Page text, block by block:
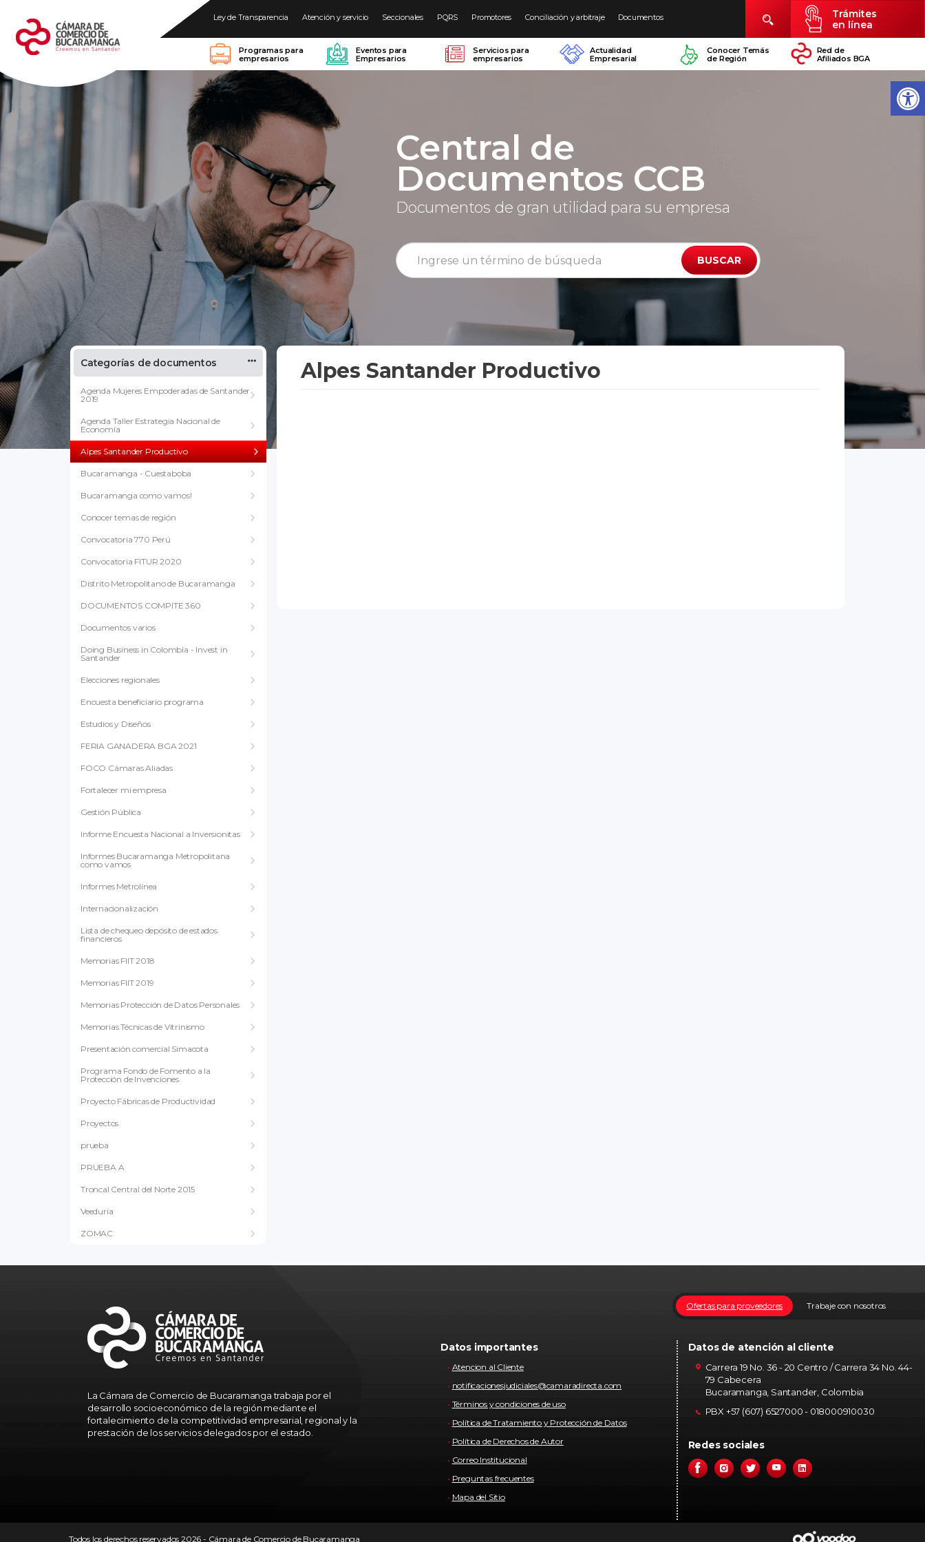
Ley de Transparencia Atención y servicio Seccionales PQRS Promotores Conciliación y arbitraje Documentos
Trámites
en línea
Programas para
empresarios
Eventos para
Empresarios
Servicios para
empresarios
Actualidad
Empresarial
Conocer Temás
de Región
Red de
Afiliados BGA
Central de
Documentos CCB
Documentos de gran utilidad para su empresa
BUSCAR
Categorías de documentos
Agenda Mujeres Empoderadas de Santander
2019
Agenda Taller Estrategia Nacional de
Economía
Alpes Santander Productivo
Bucaramanga - Cuestaboba
Bucaramanga como vamos!
Conocer temas de región
Convocatoria 770 Perú
Convocatoria FITUR 2020
Distrito Metropolitano de Bucaramanga
DOCUMENTOS COMPITE 360
Documentos varios
Doing Business in Colombia - Invest in
Santander
Elecciones regionales
Encuesta beneficiario programa
Estudios y Diseños
FERIA GANADERA BGA 2021
FOCO Cámaras Aliadas
Fortalecer mi empresa
Gestión Pública
Informe Encuesta Nacional a Inversionitas
Informes Bucaramanga Metropolitana
como vamos
Informes Metrolínea
Internacionalización
Lista de chequeo depósito de estados
financieros
Memorias FIIT 2018
Memorias FIIT 2019
Memorias Protección de Datos Personales
Memorias Técnicas de Vitrinismo
Presentación comercial Simacota
Programa Fondo de Fomento a la
Protección de Invenciones
Proyecto Fábricas de Productividad
Proyectos
prueba
PRUEBA A
Troncal Central del Norte 2015
Veeduría
ZOMAC
Alpes Santander Productivo
La Cámara de Comercio de Bucaramanga trabaja por el
desarrollo socioeconómico de la región mediante el
fortalecimiento de la competitividad empresarial, regional y la
prestación de los servicios delegados por el estado.
Trabaje con nosotros
Ofertas para proveedores
Datos importantes
Atencion al Cliente
notificacionesjudiciales@camaradirecta.com
Términos y condiciones de uso
Política de Tratamiento y Protección de Datos
Política de Derechos de Autor
Correo Institucional
Preguntas frecuentes
Mapa del Sitio
Datos de atención al cliente
Carrera 19 No. 36 - 20 Centro / Carrera 34 No. 44-
79 Cabecera
Bucaramanga, Santander, Colombia
PBX +57 (607) 6527000 - 018000910030
Redes sociales
Todos los derechos reservados 2026 - Cámara de Comercio de Bucaramanga